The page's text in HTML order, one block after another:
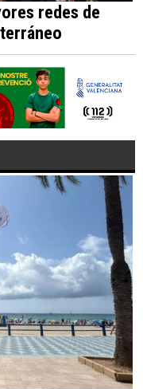
redes de